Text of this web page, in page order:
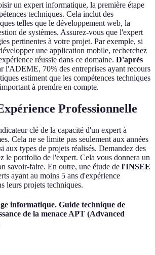
un expert informatique, la première étape
techniques. Cela inclut des
telles que le développement web, la
de systèmes. Assurez-vous que l'expert
pertinentes à votre projet. Par exemple, si
une application mobile, recherchez
réussie dans ce domaine. D'après
l'ADEME, 70% des entreprises ayant recours
estiment que les compétences techniques
à prendre en compte.
Professionnelle
clé de la capacité d'un expert à
Cela ne se limite pas seulement aux années
aux types de projets réalisés. Demandez des
le portfolio de l'expert. Cela vous donnera un
savoir-faire. En outre, une étude de l'INSEE
ayant au moins 5 ans d'expérience
leurs projets techniques.
informatique. Guide technique de
de la menace APT (Advanced